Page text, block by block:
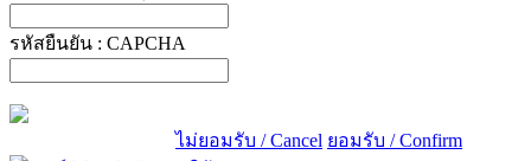
รหัสยืนยัน : CAPCHA
ไม่ยอมรับ / Cancel ยอมรับ / Confirm